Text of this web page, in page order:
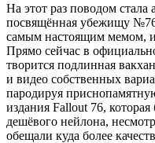
На этот раз поводом стала
посвящённая убежищу
самым настоящим мемом,
Прямо сейчас в
творится подлинная
и видео собственных
пародируя
издания Fallout 76,
дешёвого нейлона,
обещали куда более